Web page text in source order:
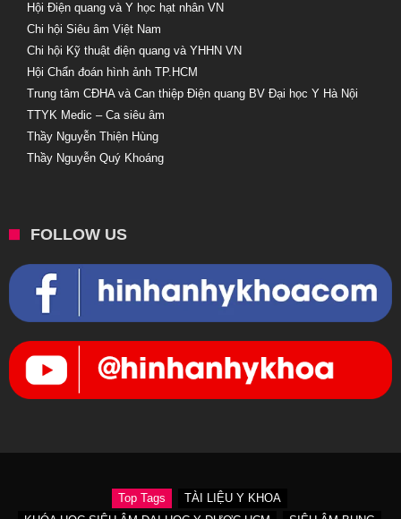
Hội Điện quang và Y học hạt nhân VN
Chi hội Siêu âm Việt Nam
Chi hội Kỹ thuật điện quang và YHHN VN
Hội Chẩn đoán hình ảnh TP.HCM
Trung tâm CĐHA và Can thiệp Điện quang BV Đại học Y Hà Nội
TTYK Medic – Ca siêu âm
Thầy Nguyễn Thiện Hùng
Thầy Nguyễn Quý Khoáng
FOLLOW US
Top Tags
TÀI LIỆU Y KHOA